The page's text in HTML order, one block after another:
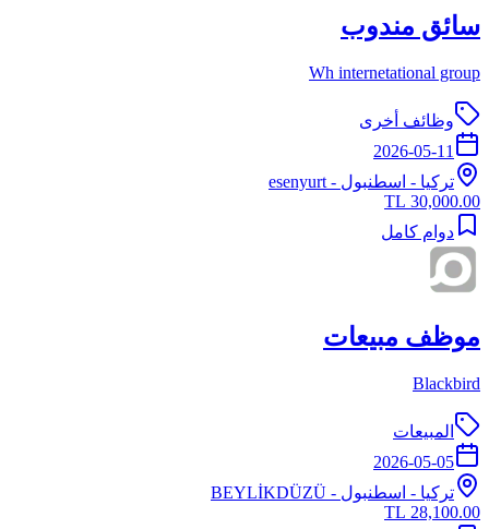
سائق مندوب
Wh internetational group
وظائف أخرى
2026-05-11
تركيا - اسطنبول - esenyurt
30,000.00 TL
دوام كامل
موظف مبيعات
Blackbird
المبيعات
2026-05-05
تركيا - اسطنبول - BEYLİKDÜZÜ
28,100.00 TL